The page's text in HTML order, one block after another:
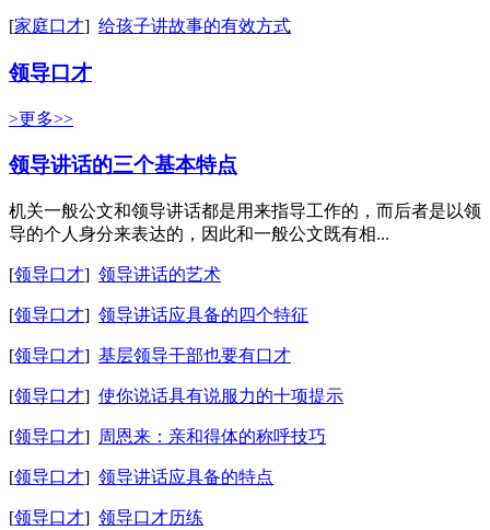
[家庭口才] 给孩子讲故事的有效方式
领导口才
>更多>>
领导讲话的三个基本特点
机关一般公文和领导讲话都是用来指导工作的，而后者是以领
导的个人身分来表达的，因此和一般公文既有相...
[领导口才] 领导讲话的艺术
[领导口才] 领导讲话应具备的四个特征
[领导口才] 基层领导干部也要有口才
[领导口才] 使你说话具有说服力的十项提示
[领导口才] 周恩来：亲和得体的称呼技巧
[领导口才] 领导讲话应具备的特点
[领导口才] 领导口才历练